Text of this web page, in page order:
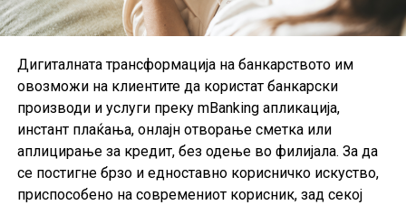
Барање за картичката може да се поднесе онлајн
преку интернет-страницата на банката, преку услугата
24/7 АлоКредит на телефонскиот број (02) 15 110 или
во најблиската филијала на Стопанска банка.
Дигиталната трансформација на банкарството им
овозможи на клиентите да користат банкарски
производи и услуги преку mBanking апликација,
инстант плаќања, онлајн отворање сметка или
аплицирање за кредит, без одење во филијала. За да
се постигне брзо и едноставно корисничко искуство,
приспособено на современиот корисник, зад секој